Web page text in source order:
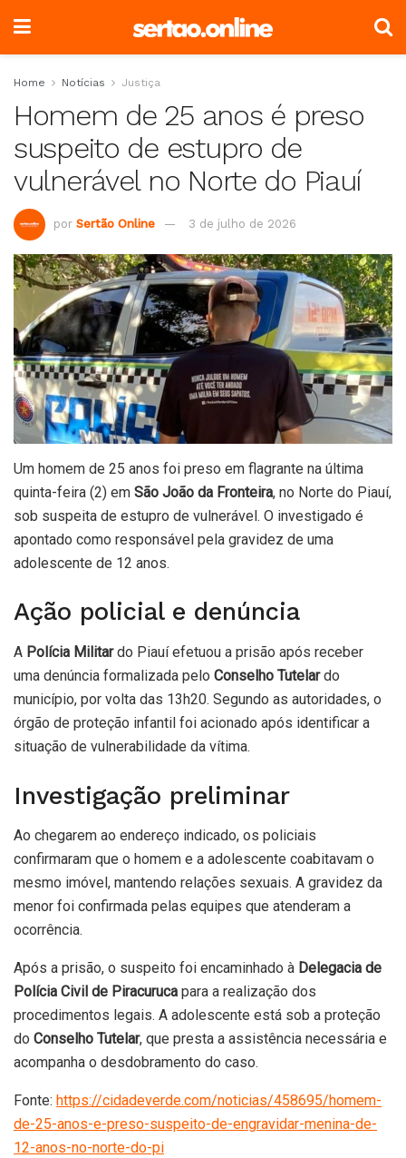
Home Notícias Justiça
Homem de 25 anos é preso
suspeito de estupro de
vulnerável no Norte do Piauí
por Sertão Online 3 de julho de 2026
Um homem de 25 anos foi preso em flagrante na última
quinta-feira (2) em São João da Fronteira, no Norte do Piauí,
sob suspeita de estupro de vulnerável. O investigado é
apontado como responsável pela gravidez de uma
adolescente de 12 anos.
Ação policial e denúncia
A Polícia Militardo Piauí efetuou a prisão após receber
uma denúncia formalizada pelo Conselho Tutelardo
município, por volta das 13h20. Segundo as autoridades, o
órgão de proteção infantil foi acionado após identificar a
situação de vulnerabilidade da vítima.
Investigação preliminar
Ao chegarem ao endereço indicado, os policiais
confirmaram que o homem e a adolescente coabitavam o
mesmo imóvel, mantendo relações sexuais. A gravidez da
menor foi confirmada pelas equipes que atenderam a
ocorrência.
Após a prisão, o suspeito foi encaminhado à Delegacia de
Polícia Civil de Piracuruca para a realização dos
procedimentos legais. A adolescente está sob a proteção
do Conselho Tutelar, que presta a assistência necessária e
acompanha o desdobramento do caso.
Fonte: https://cidadeverde.com/noticias/458695/homem-
de-25-anos-e-preso-suspeito-de-engravidar-menina-de-
12-anos-no-norte-do-pi